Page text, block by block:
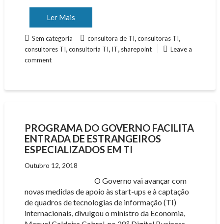
Ler Mais
Sem categoria consultora de TI consultoras TI
consultores TI consultoria TI IT sharepoint
Leave a
comment
PROGRAMA DO GOVERNO FACILITA
ENTRADA DE ESTRANGEIROS
ESPECIALIZADOS EM TI
Outubro 12, 2018
O Governo vai avançar com
novas medidas de apoio às start-ups e à captação
de quadros de tecnologias de informação (TI)
internacionais, divulgou o ministro da Economia,